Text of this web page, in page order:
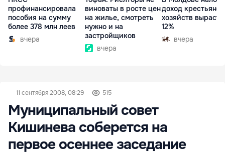
профинансировала
пособия на сумму
более 378 млн леев
вчера
виноваты в росте цен
на жилье, смотреть
нужно и на
застройщиков
вчера
доход
хозяйств
12%
вчера
11 сентября 2008, 08:29 515
Муниципальный совет
Кишинева соберется на
первое осеннее заседание